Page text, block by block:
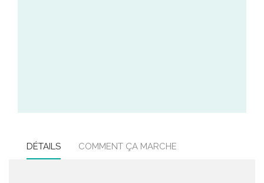
DÉTAILS COMMENT ÇA MARCHE